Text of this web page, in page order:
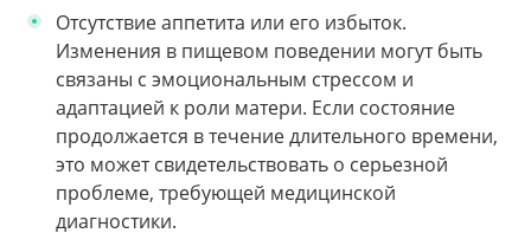
Отсутствие аппетита или его избыток.
Изменения в пищевом поведении могут быть
связаны с эмоциональным стрессом и
адаптацией к роли матери. Если состояние
продолжается в течение длительного времени,
это может свидетельствовать о серьезной
проблеме, требующей медицинской
диагностики.